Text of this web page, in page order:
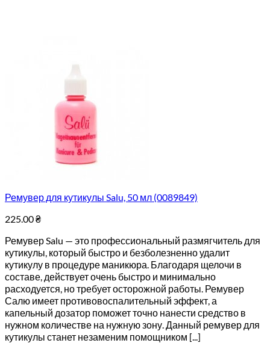
Ремувер для кутикулы Salu, 50 мл (0089849)
225.00₴
Ремувер Salu — это профессиональный размягчитель для
кутикулы, который быстро и безболезненно удалит
кутикулу в процедуре маникюра. Благодаря щелочи в
составе, действует очень быстро и минимально
расходуется, но требует осторожной работы. Ремувер
Салю имеет противовоспалительный эффект, а
капельный дозатор поможет точно нанести средство в
нужном количестве на нужную зону. Данный ремувер для
кутикулы станет незаменим помощником [...]